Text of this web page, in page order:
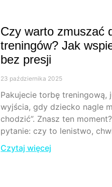
Czy warto zmuszać
treningów? Jak
bez presji
23 października 2025
Pakujecie torbę treningową,
wyjścia, gdy dziecko nagle
chodzić”. Znasz ten
pytanie: czy to lenistwo,
Czytaj więcej